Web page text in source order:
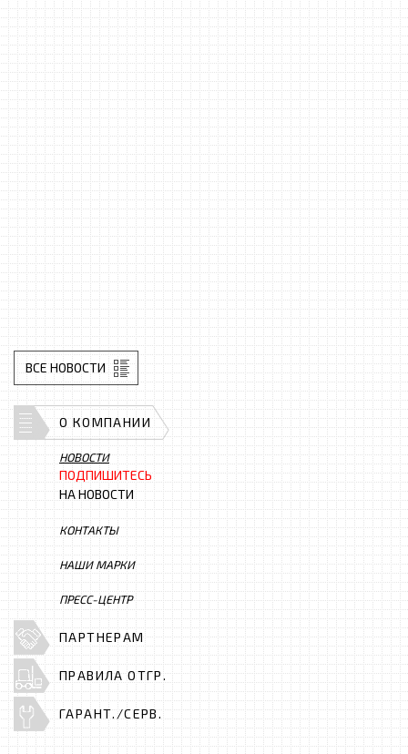
ВСЕ НОВОСТИ
О КОМПАНИИ
НОВОСТИ
ПОДПИШИТЕСЬ
НА НОВОСТИ
КОНТАКТЫ
НАШИ МАРКИ
ПРЕСС-ЦЕНТР
ПАРТНЕРАМ
ПРАВИЛА ОТГР.
ГАРАНТ./СЕРВ.